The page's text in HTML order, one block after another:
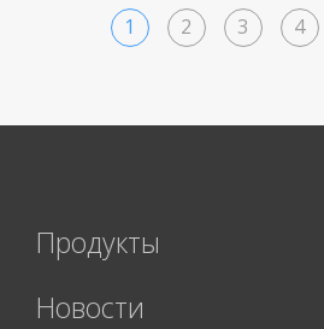
1 2 3 4
Продукты
Новости